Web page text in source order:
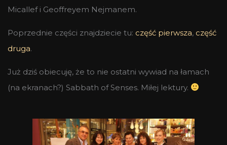
Micallef i Geoffreyem Nejmanem.
Poprzednie części znajdziecie tu: część pierwsza, część
druga.
Już dziś obiecuję, że to nie ostatni wywiad na łamach
(na ekranach?) Sabbath of Senses. Miłej lektury.